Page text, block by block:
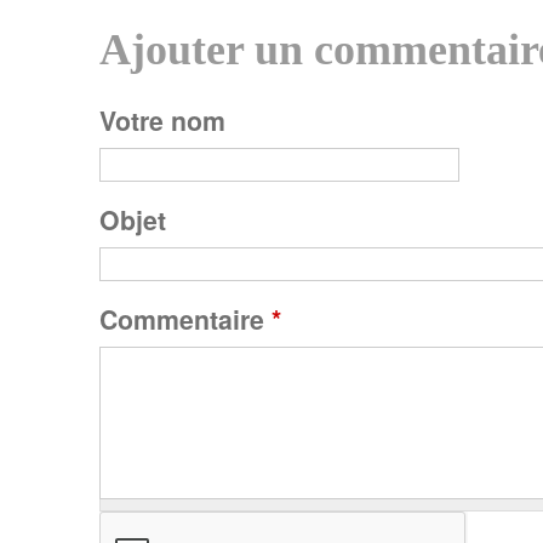
P
a
g
e
s
Ajouter un
Votre nom
Objet
Commentaire *